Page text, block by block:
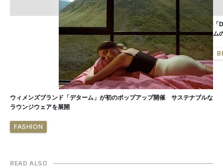
ウィメンズブランド「デターム」が初のポップアップ開催 サステナブルな
ラウンジウェアを展開
FASHION
ム
READ ALSO